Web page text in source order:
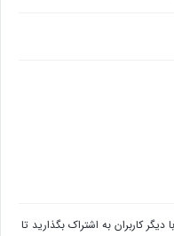
کاربران به اشتراک بگذارید تا